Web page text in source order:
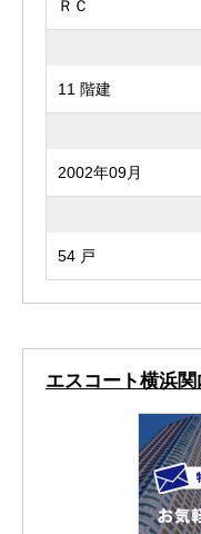
ＲＣ
11 階建
2002年09月
54 戸
エスコート横浜